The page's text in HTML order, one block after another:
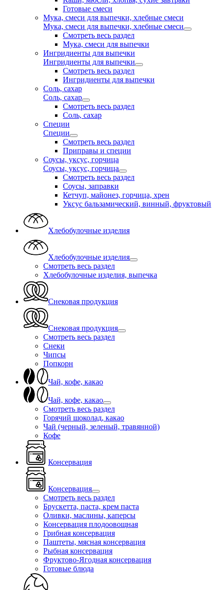
Готовые смеси
Мука, смеси для выпечки, хлебные смеси
Мука, смеси для выпечки, хлебные смеси
Смотреть весь раздел
Мука, смеси для выпечки
Ингридиенты для выпечки
Ингридиенты для выпечки
Смотреть весь раздел
Ингридиенты для выпечки
Соль, сахар
Соль, сахар
Смотреть весь раздел
Соль, сахар
Специи
Специи
Смотреть весь раздел
Приправы и специи
Соусы, уксус, горчица
Соусы, уксус, горчица
Смотреть весь раздел
Соусы, заправки
Кетчуп, майонез, горчица, хрен
Уксус бальзамический, винный, фруктовый
Хлебобулочные изделия
Хлебобулочные изделия
Смотреть весь раздел
Хлебобулочные изделия, выпечка
Снековая продукция
Снековая продукция
Смотреть весь раздел
Снеки
Чипсы
Попкорн
Чай, кофе, какао
Чай, кофе, какао
Смотреть весь раздел
Горячий шоколад, какао
Чай (черный, зеленый, травянной)
Кофе
Консервация
Консервация
Смотреть весь раздел
Брускетта, паста, крем паста
Оливки, маслины, каперсы
Консервация плодоовощная
Грибная консервация
Паштеты, мясная консервация
Рыбная консервация
Фруктово-Ягодная консервация
Готовые блюда